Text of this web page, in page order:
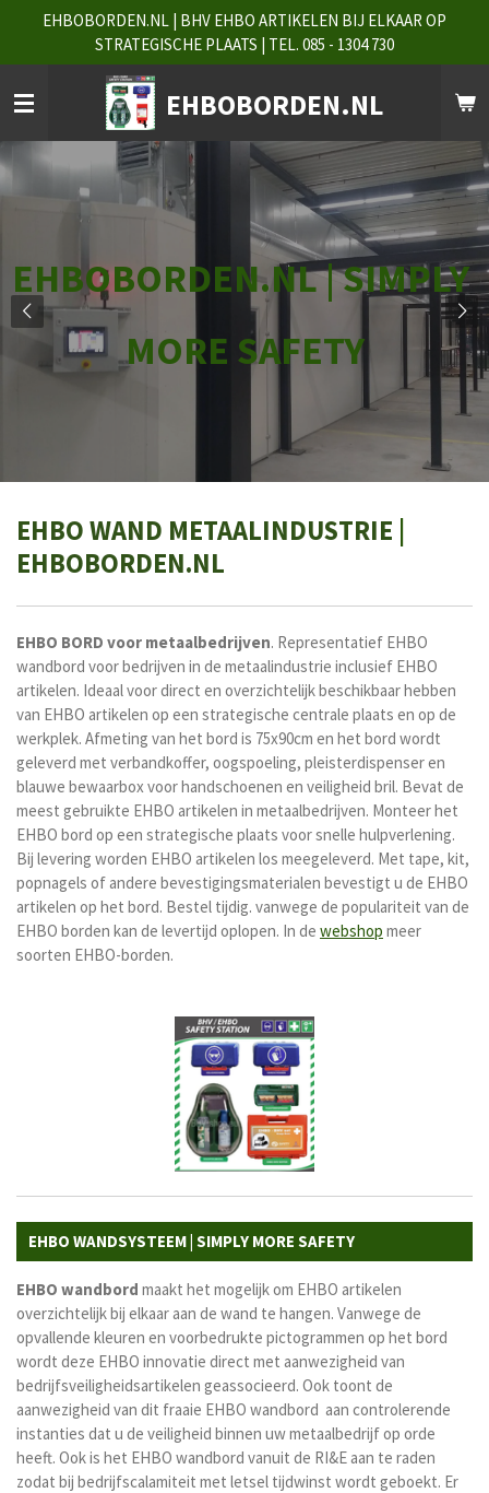
naar
de
hoofdinhoud
EHBOBORDEN.NL
EHBOBORDEN.NL | BHV EHBO ARTIKELEN BIJ ELKAAR OP
STRATEGISCHE PLAATS | TEL. 085 - 1304 730
EHBOBORDEN.NL | SIMPLY
MORE SAFETY
EHBO WAND METAALINDUSTRIE
EHBOBORDEN.NL
EHBO BORD voor metaalbedrijven. Representatief EHBO
wandbord voor bedrijven in de metaalindustrie inclusief EHBO
artikelen. Ideaal voor direct en overzichtelijk beschikbaar hebben
van EHBO artikelen op een strategische centrale plaats en op de
werkplek. Afmeting van het bord is 75x90cm en het bord wordt
geleverd met verbandkoffer, oogspoeling, pleisterdispenser en
blauwe bewaarbox voor handschoenen en veiligheid bril. Bevat de
meest gebruikte EHBO artikelen in metaalbedrijven. Monteer het
EHBO bord op een strategische plaats voor snelle hulpverlening.
Bij levering worden EHBO artikelen los meegeleverd. Met tape, kit,
popnagels of andere bevestigingsmaterialen bevestigt u de EHBO
artikelen op het bord. Bestel tijdig. vanwege de populariteit van de
EHBO borden kan de levertijd oplopen. In de webshop meer
soorten EHBO-borden.
EHBO WANDSYSTEEM | SIMPLY MORE SAFETY
EHBO wandbord maakt het mogelijk om EHBO artikelen
overzichtelijk bij elkaar aan de wand te hangen. Vanwege de
opvallende kleuren en voorbedrukte pictogrammen op het bord
wordt deze EHBO innovatie direct met aanwezigheid van
bedrijfsveiligheidsartikelen geassocieerd. Ook toont de
aanwezigheid van dit fraaie EHBO wandbord aan controlerende
instanties dat u de veiligheid binnen uw metaalbedrijf op orde
heeft. Ook is het EHBO wandbord vanuit de RI&E aan te raden
zodat bij bedrijfscalamiteit met letsel tijdwinst wordt geboekt. Er